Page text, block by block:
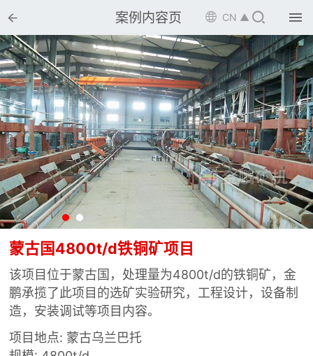
 案例内容页 CN ▲ 
蒙古国4800t/d铁铜矿项目
该项目位于蒙古国，处理量为4800t/d的铁铜矿，金
鹏承揽了此项目的选矿实验研究，工程设计，设备制
造，安装调试等项目内容。
项目地点: 蒙古乌兰巴托
 首页
 选矿设备
 配件耗材
 解决方案
 选矿总包
 案例中心
 新闻中心